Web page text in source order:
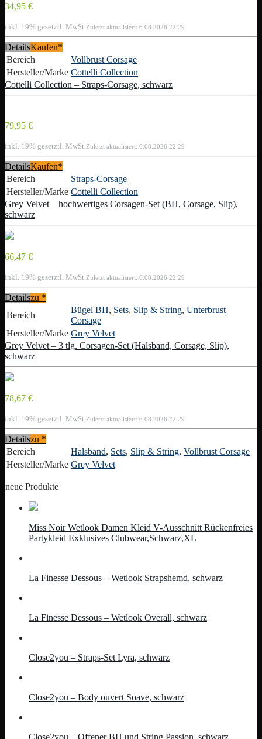
34,95 €
inkl. 19% gesetztl. MwSt. Zuletzt aktualisiert: 6.08.2026 22:29
DetailsKaufen*
Bereich
Vollbrust Corsage
Hersteller/Marke Cottelli Collection
Cottelli Collection – Straps-Corsage, schwarz
79,95 €
inkl. 19% gesetztl. MwSt. Zuletzt aktualisiert: 6.08.2026 22:29
DetailsKaufen*
Bereich
Straps-Corsage
Hersteller/Marke Cottelli Collection
Grey Velvet – hochwertiges Corsagen-Set (BH, Corsage, Slip),
schwarz
66,47 €
inkl. 19% gesetztl. MwSt. Zuletzt aktualisiert: 6.08.2026 22:29
Detailszu *
Bereich
Bügel BH, Sets, Slip & String, Unterbrust
Corsage
Hersteller/Marke Grey Velvet
Grey Velvet – 3 tlg. Corsagen-Set (Halsband, Corsage, Slip),
schwarz
78,67 €
inkl. 19% gesetztl. MwSt. Zuletzt aktualisiert: 6.08.2026 22:29
Detailszu *
Bereich
Halsband, Sets, Slip & String, Vollbrust Corsage
Hersteller/Marke Grey Velvet
neue Produkte
Miss Noir Wetlook Damen Kleid V-Ausschnitt Rückenfreies
Partykleid Exklusives Clubwear,Schwarz,XL
La Finesse Dessous – Wetlook Strapshemd, schwarz
La Finesse Dessous – Wetlook Overall, schwarz
Close2you – Straps-Set Lyra, schwarz
Close2you – Body ouvert Soave, schwarz
Close2you – Offener BH und String Passion, schwarz